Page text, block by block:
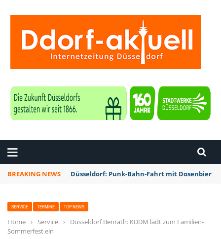
BREAKING NEWS Düsseldorf: Punk-Bahn-Fahrt mit Dosenbier
SERVICE TERMINE TOP NEWS
Home › Service ›
Düsseldorf Benrath: KDDM lädt zum Familien-
Sommerfest ein